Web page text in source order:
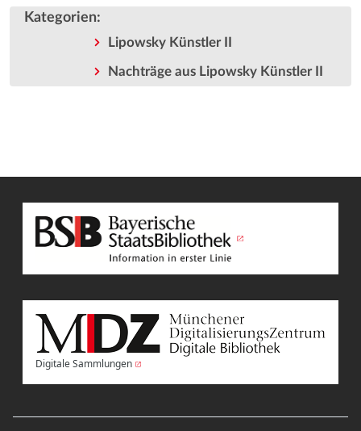
Kategorien:
Lipowsky Künstler II
Nachträge aus Lipowsky Künstler II
Digitale Sammlungen